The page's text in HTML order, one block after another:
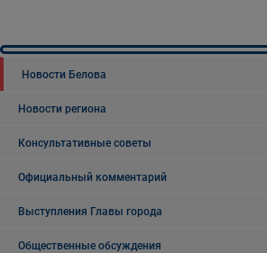
Новости Белова
Новости региона
Консультативные советы
Официальный комментарий
Выступления Главы города
Общественные обсуждения